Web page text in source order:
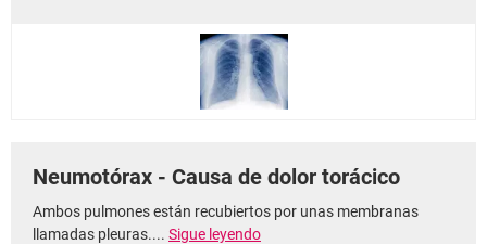
Neumotórax - Causa de dolor torácico
Ambos pulmones están recubiertos por unas membranas
llamadas pleuras.... Sigue leyendo